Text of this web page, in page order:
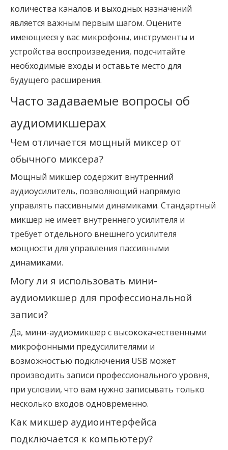
количества каналов и выходных назначений
является важным первым шагом. Оцените
имеющиеся у вас микрофоны, инструменты и
устройства воспроизведения, подсчитайте
необходимые входы и оставьте место для
будущего расширения.
Часто задаваемые вопросы об
аудиомикшерах
Чем отличается мощный миксер от
обычного миксера?
Мощный микшер содержит внутренний
аудиоусилитель, позволяющий напрямую
управлять пассивными динамиками. Стандартный
микшер не имеет внутреннего усилителя и
требует отдельного внешнего усилителя
мощности для управления пассивными
динамиками.
Могу ли я использовать мини-
аудиомикшер для профессиональной
записи?
Да, мини-аудиомикшер с высококачественными
микрофонными предусилителями и
возможностью подключения USB может
производить записи профессионального уровня,
при условии, что вам нужно записывать только
несколько входов одновременно.
Как микшер аудиоинтерфейса
подключается к компьютеру?